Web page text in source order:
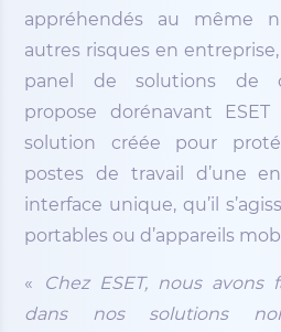
appréhendés au même
autres risques en
panel de solutions de
propose dorénavant
solution créée pour
postes de travail d’une
interface unique, qu’il
portables ou d’appareils
«
Chez ESET, nous avons
dans nos solutions